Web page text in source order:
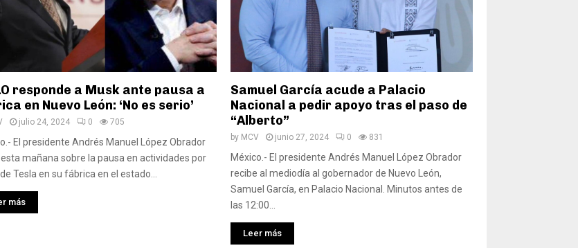
responde a Musk ante pausa a
en Nuevo León: ‘No es serio’
julio 24, 2024 0 705
El presidente Andrés Manuel López Obrador
esta mañana sobre la pausa en actividades por
Tesla en su fábrica en el estado...
más
Samuel García acude a Palacio
Nacional a pedir apoyo tras el paso de
“Alberto”
by MCV junio 27, 2024 0 831
México.- El presidente Andrés Manuel López Obrador
recibe al mediodía al gobernador de Nuevo León,
Samuel García, en Palacio Nacional. Minutos antes de
las 12:00...
Leer más